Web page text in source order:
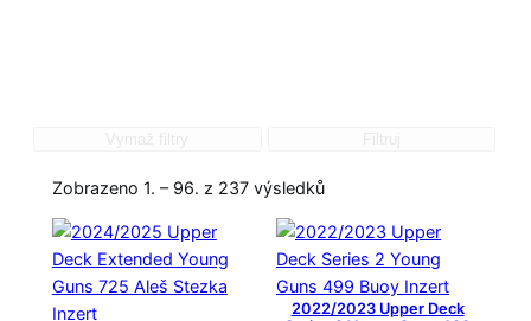
Zobrazeno 1. – 96. z 237 výsledkůS
ř
a
z
2022/2023 Upper Deck